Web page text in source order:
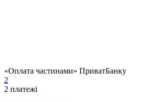
«Оплата частинами» ПриватБанку
2
2 платежі